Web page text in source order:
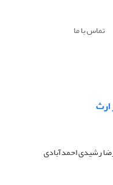
تماس با ما
ارث
رشیدی احمدآبادی